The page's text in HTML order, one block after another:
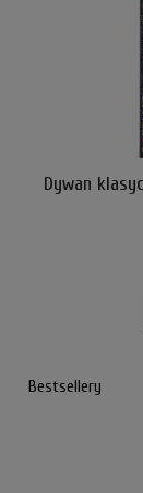
Dywan
Bestsellery